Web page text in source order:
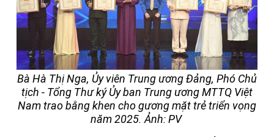
Bà Hà Thị Nga, Ủy viên Trung ương Đảng, Phó Chủ
tịch - Tổng Thư ký Ủy ban Trung ương MTTQ Việt
Nam trao bằng khen cho gương mặt trẻ triển vọng
năm 2025. Ảnh: PV